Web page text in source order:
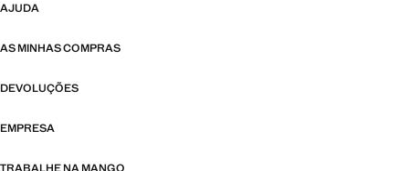
AJUDA
AS MINHAS COMPRAS
DEVOLUÇÕES
EMPRESA